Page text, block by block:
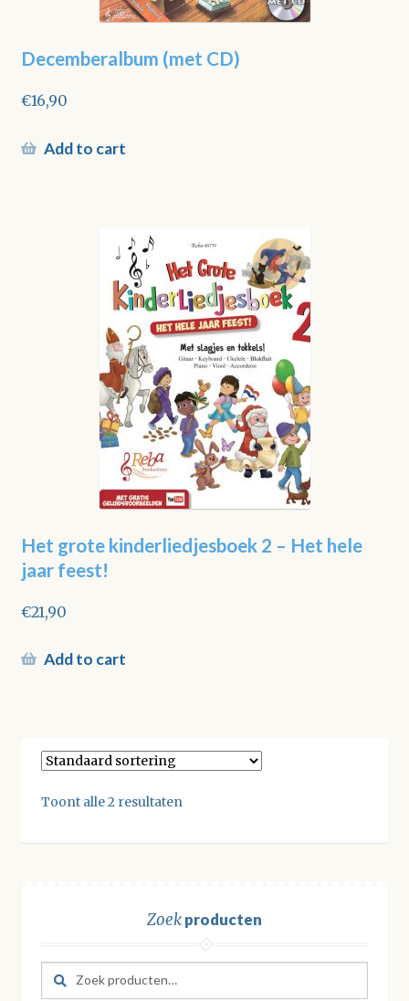
Decemberalbum (met CD)
€16,90
Add to cart
Het grote kinderliedjesboek 2 – Het hele
jaar feest!
€21,90
Add to cart
Toont alle 2 resultaten
Zoekproducten
Zoeken
naar:
Zoeken